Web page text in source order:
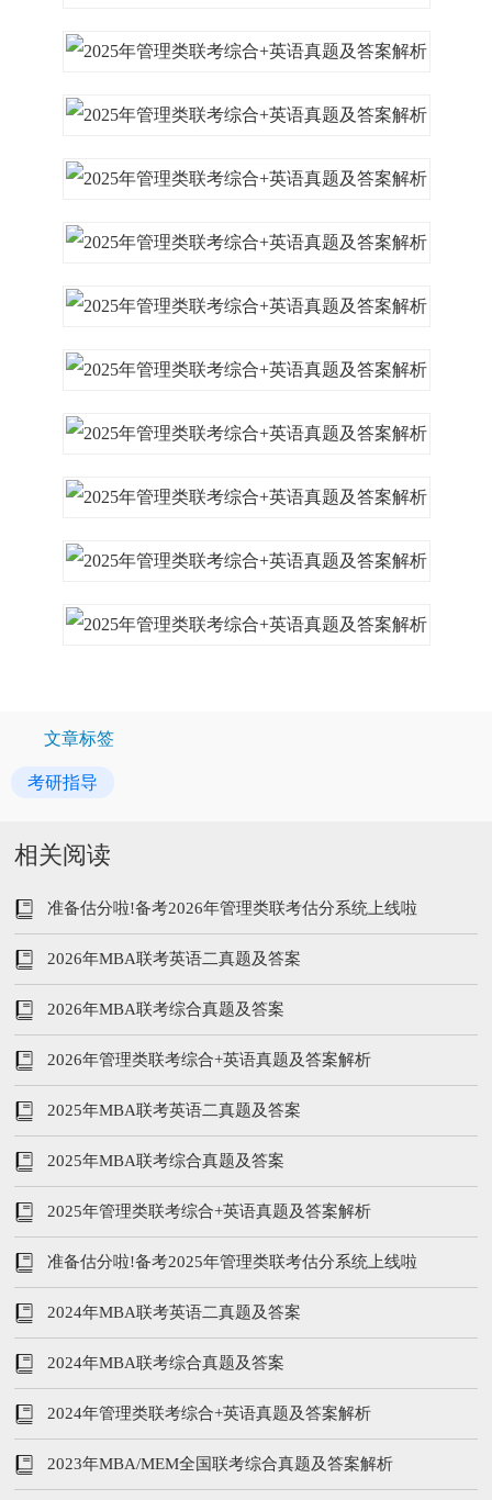
文章标签
考研指导
相关阅读
准备估分啦!备考2026年管理类联考估分系统上线啦
2026年MBA联考英语二真题及答案
2026年MBA联考综合真题及答案
2026年管理类联考综合+英语真题及答案解析
2025年MBA联考英语二真题及答案
2025年MBA联考综合真题及答案
2025年管理类联考综合+英语真题及答案解析
准备估分啦!备考2025年管理类联考估分系统上线啦
2024年MBA联考英语二真题及答案
2024年MBA联考综合真题及答案
2024年管理类联考综合+英语真题及答案解析
2023年MBA/MEM全国联考综合真题及答案解析